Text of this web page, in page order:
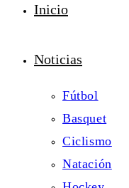
Inicio
Noticias
Fútbol
Basquet
Ciclismo
Natación